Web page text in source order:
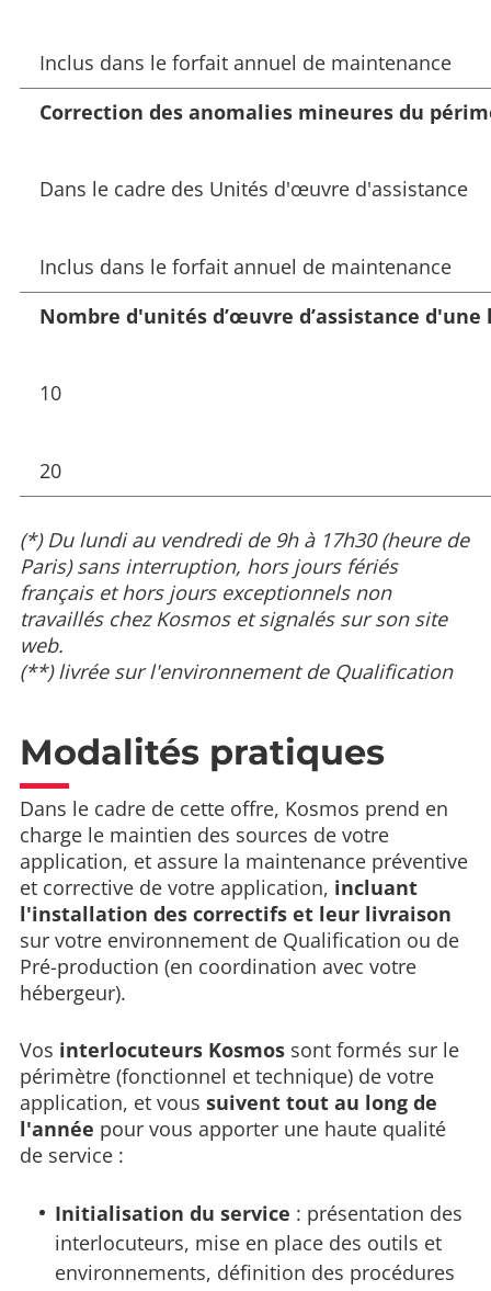
Inclus dans le forfait annuel de maintenance
Correction des anomalies mineures du
Dans le cadre des Unités d'œuvre d'assistance
Inclus dans le forfait annuel de maintenance
Nombre d'unités d’œuvre d’assistance d'une
10
20
(*) Du lundi au vendredi de 9h à 17h30 (heure de
Paris) sans interruption, hors jours fériés
français et hors jours exceptionnels non
travaillés chez Kosmos et signalés sur son site
web.
(**) livrée sur l'environnement de Qualification
Modalités pratiques
Dans le cadre de cette offre, Kosmos prend en
charge le maintien des sources de votre
application, et assure la maintenance préventive
et corrective de votre application, incluant
l'installation des correctifs et leur livraison
sur votre environnement de Qualification ou de
Pré-production (en coordination avec votre
hébergeur).
Vos interlocuteurs Kosmos sont formés sur le
périmètre (fonctionnel et technique) de votre
application, et vous suivent tout au long de
l'année pour vous apporter une haute qualité
de service :
Initialisation du service : présentation des
interlocuteurs, mise en place des outils et
environnements, définition des procédures